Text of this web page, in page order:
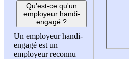
Qu'est-ce qu'un
employeur handi-
engagé ?
Un employeur handi-
engagé est un
employeur reconnu